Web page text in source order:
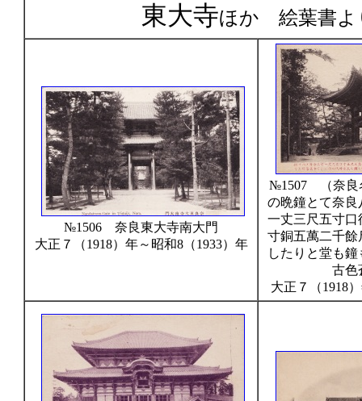
東大寺ほか 絵葉書よ
№1506 奈良東大寺南大門
大正７（1918）年～昭和8（1933）年
№1507 （奈良
の晩鐘とて奈良
一丈三尺五寸口
寸銅五萬二千餘
したりと堂も
古色
大正７（1918